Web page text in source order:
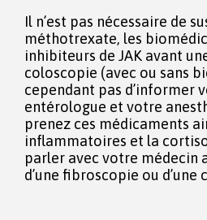
Il n’est pas nécessaire de
méthotrexate, les
inhibiteurs de JAK avant
coloscopie (avec ou sans
cependant pas d’informer
entérologue et votre
prenez ces médicaments
inflammatoires et la
parler avec votre médecin
d’une fibroscopie ou d’une